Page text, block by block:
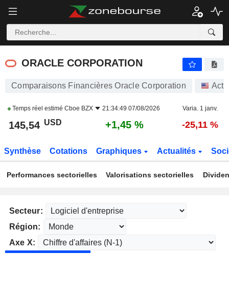
ORACLE CORPORATION
ORACLE CORPORATION
Comparaisons Financières Oracle Corporation
Temps réel estimé Cboe BZX 21:34:49 07/08/2026 Varia. 1 janv.
145,54 USD +1,45 % -25,11 %
Synthèse Cotations Graphiques Actualités
Performances sectorielles Valorisations sectorielles
Secteur:
Région:
Axe X: